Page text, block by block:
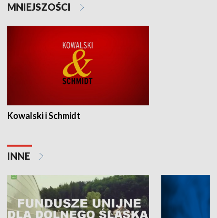
MNIEJSZOŚCI
Kowalski i Schmidt
INNE